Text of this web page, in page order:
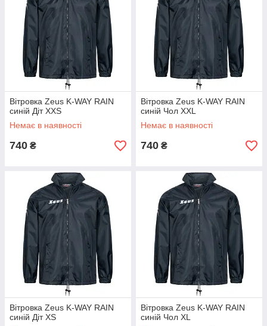
Вітровка Zeus K-WAY RAIN
синій Діт XXS
Немає в наявності
740 ₴
Вітровка Zeus K-WAY RAIN
синій Чол XXL
Немає в наявності
740 ₴
Вітровка Zeus K-WAY RAIN
синій Діт XS
Вітровка Zeus K-WAY RAIN
синій Чол XL